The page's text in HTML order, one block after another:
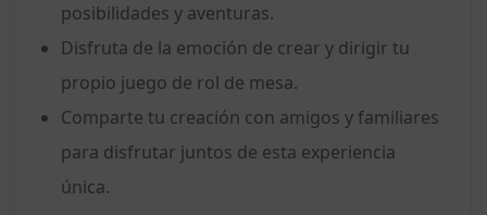
posibilidades y aventuras.
Disfruta de la emoción de crear y dirigir tu
propio juego de rol de mesa.
Comparte tu creación con amigos y familiares
para disfrutar juntos de esta experiencia
única.